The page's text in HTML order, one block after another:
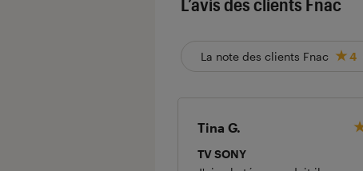
La note des clients Fnac 4
Tina G.
TV SONY